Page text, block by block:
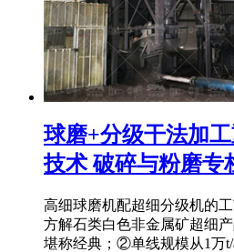
球磨+分级干法加
技术 破碎与粉磨专
高细球磨机配超细分级机的
方解石类白色非金属矿超细
堪称经典；②单线规模从1万t/